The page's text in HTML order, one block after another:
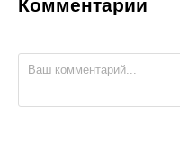
Комментарии